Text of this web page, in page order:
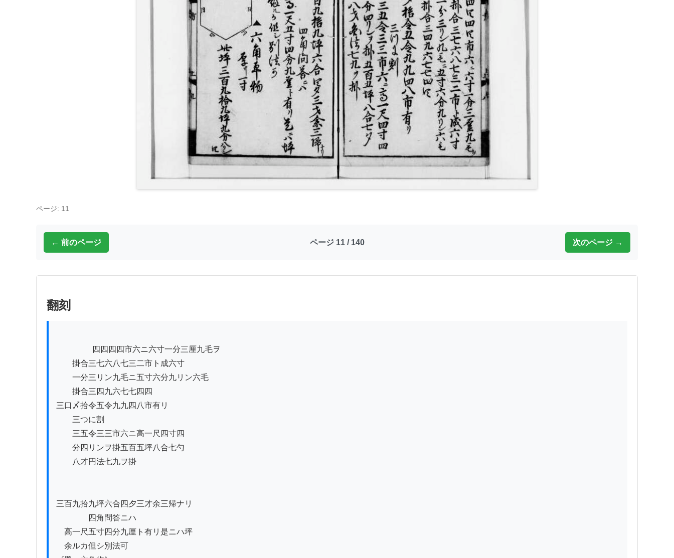
ページ: 11
← 前のページ ページ 11 / 140 次のページ →
翻刻
掛合三七六八七三二市ト成六寸
一分三リン九毛ニ五寸六分九リン六毛
掛合三四九六七七四四
三口〆拾令五令九九四八市有リ
三つに割
三五令三三市六ニ高一尺四寸四
分四リンヲ掛五百五坪八合七勺
八才円法七九ヲ掛
三百九拾九坪六合四夕三才余三帰ナリ
四角問答ニハ
高一尺五寸四分九厘ト有リ是ニハ坪
余ルカ但シ別法可